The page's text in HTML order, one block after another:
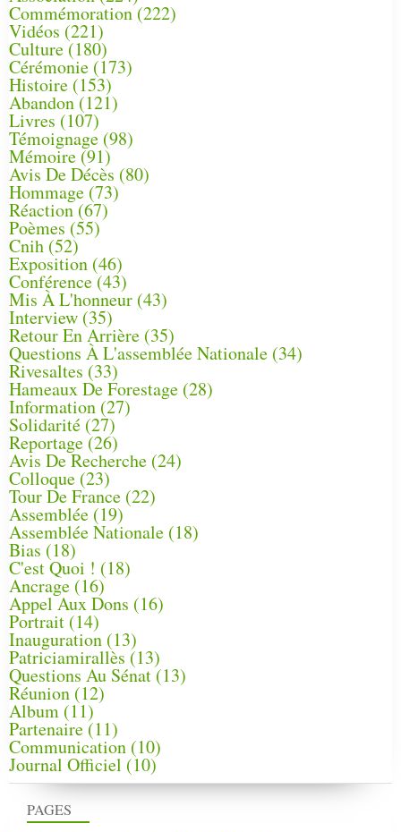
PAGES
Commémoration(222)
Vidéos (221)
Culture(180)
Cérémonie (173)
Histoire (153)
Abandon(121)
Livres (107)
Témoignage (98)
Mémoire (91)
Avis De Décès (80)
Hommage (73)
Réaction(67)
Poèmes (55)
Cnih (52)
Exposition (46)
Conférence(43)
Mis À L'honneur (43)
Interview (35)
Retour En Arrière (35)
Questions À L'assemblée Nationale (34)
Rivesaltes (33)
Hameaux De Forestage (28)
Information (27)
Solidarité (27)
Reportage (26)
Avis De Recherche (24)
Colloque (23)
Tour De France (22)
Assemblée (19)
Assemblée Nationale (18)
Bias (18)
C'est Quoi ! (18)
Ancrage (16)
Appel Aux Dons (16)
Portrait (14)
Inauguration (13)
Patriciamirallès (13)
Questions Au Sénat(13)
Réunion (12)
Album (11)
Partenaire(11)
Communication (10)
Journal Officiel (10)